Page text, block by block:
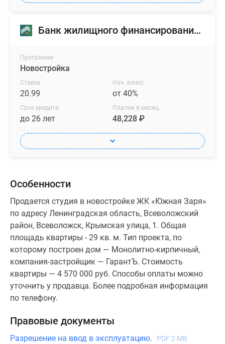
Банк жилищного финансирования (БЖФ)
Программа
Новостройка
Ставка
20.99
Нач. взнос
от 40%
Срок кредита
до 26 лет
Платеж в месяц
48,228 ₽
Особенности
Продается студия в новостройке ЖК «Южная Заря»
по адресу Ленинградская область, Всеволожский
район, Всеволожск, Крымская улица, 1. Общая
площадь квартиры - 29 кв. м. Тип проекта, по
которому построен дом — Монолитно-кирпичный,
компания-застройщик — ГарантЪ. Стоимость
квартиры — 4 570 000 руб. Способы оплаты можно
уточнить у продавца. Более подробная информация
по телефону.
Правовые документы
Разрешение на ввод в эксплуатацию. PDF 2 MB